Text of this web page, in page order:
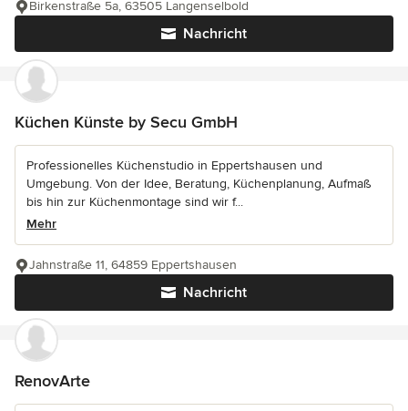
Nachricht
Birkenstraße 5a, 63505 Langenselbold
Küchen Künste by Secu GmbH
Professionelles Küchenstudio in Eppertshausen und
Umgebung. Von der Idee, Beratung, Küchenplanung, Aufmaß
bis hin zur Küchenmontage sind wir f...
Mehr
Nachricht
Jahnstraße 11, 64859 Eppertshausen
RenovArte